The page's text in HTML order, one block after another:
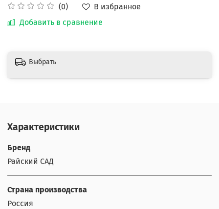
(0)
В избранное
Добавить в сравнение
Выбрать
Характеристики
Бренд
Райский САД
Страна производства
Россия